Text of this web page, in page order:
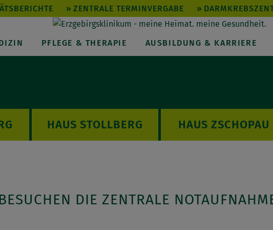
ZENTRALE TERMINVERGABE
PFLEGE & THERAPIE AUSBILDUNG & KARRIERE
STOLLBERG ZSCHOPAU
DIE ZENTRALE